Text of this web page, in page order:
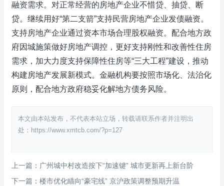
融资需求。对正常经营的房地产企业不惜贷、抽贷、断
贷。继续用好“第二支箭”支持民营房地产企业发债融资。
支持房地产企业通过资本市场合理股权融资。配合地方政
府因城施策做好房地产调控，更好支持刚性和改善性住房
需求，加大力度支持保障性住房等“三大工程”建设，推动
构建房地产发展新模式。金融机构要按照市场化、法治化
原则，配合地方政府稳妥化解地方债务风险。
本文由本站发布，不代表本站立场，转载请联系作者并注明出
处：https://www.xmtcb.com/?p=127
上一篇：广州城中村改造按下“加速键” 城市更新再上新台阶
下一篇：楼市优化瞄向“豪宅线” 京沪政策调整预期升温